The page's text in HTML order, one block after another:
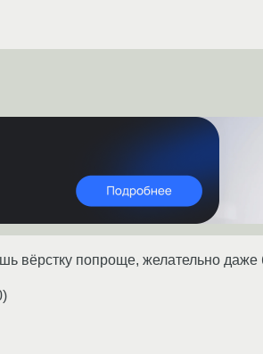
вёрстку попроще, желательно
)